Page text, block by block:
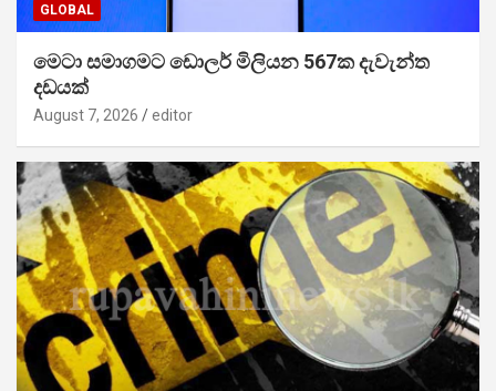
GLOBAL
මෙටා සමාගමට ඩොලර් මිලියන 567ක දැවැන්ත
දඩයක්
August 7, 2026 editor